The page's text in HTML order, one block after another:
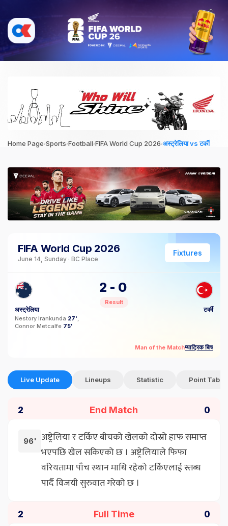
Home Page›Sports›Football›FIFA World Cup 2026›अस्ट्रेलिया vs टर्की
FIFA World Cup 2026
June 14, Sunday · BC Place
Fixtures
अस्ट्रेलिया
Nestory Irankunda 27'
Connor Metcalfe 75'
2 - 0
Result
टर्की
Man of the Matchप्याट्रिक बिच
Live Update Lineups Statistic Point Table
2 End Match 0
96' अष्ट्रेलिया र टर्किए बीचको खेलको दोस्रो हाफ समाप्त
भएपछि खेल सकिएको छ । अष्ट्रेलियाले फिफा
वरियतामा पाँच स्थान माथि रहेको टर्किएलाई स्तब्ध
पार्दै विजयी सुरुवात गरेको छ ।
2 Full Time 0